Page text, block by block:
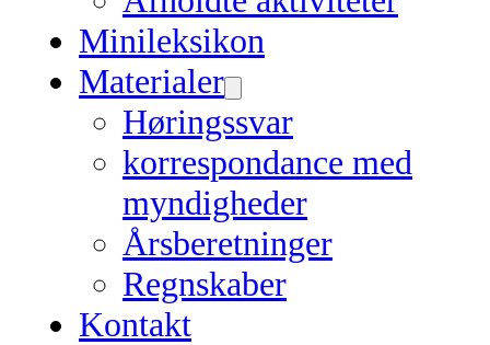
Minileksikon
Materialer
Høringssvar
korrespondance med
myndigheder
Årsberetninger
Regnskaber
Kontakt